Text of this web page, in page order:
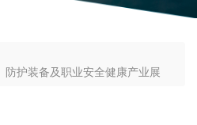
防护装备及职业安全健康产业展